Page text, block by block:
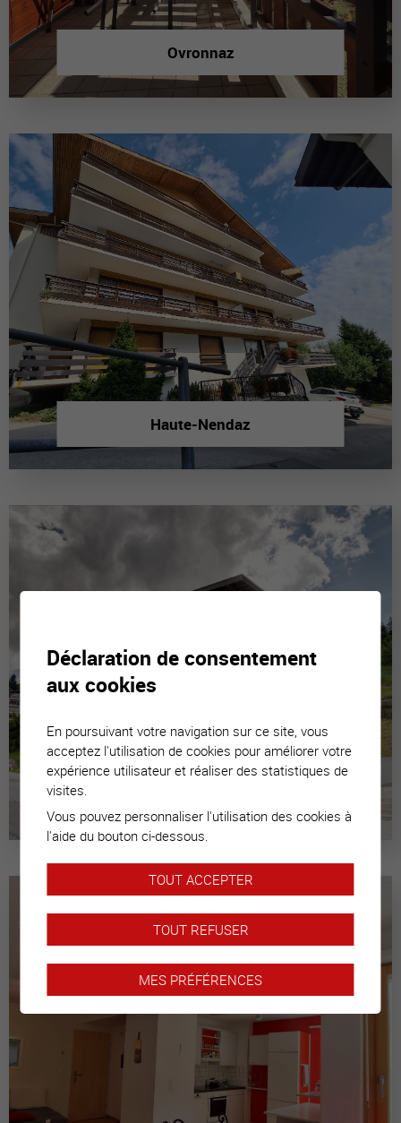
Ovronnaz
Haute-Nendaz
Déclaration de consentement
aux cookies
En poursuivant votre navigation sur ce site, vous
acceptez l'utilisation de cookies pour améliorer votre
expérience utilisateur et réaliser des statistiques de
visites.
Vous pouvez personnaliser l'utilisation des cookies à
l'aide du bouton ci-dessous.
TOUT ACCEPTER
TOUT REFUSER
MES PRÉFÉRENCES